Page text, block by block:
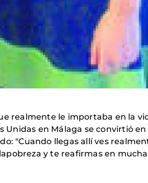
realmente le importaba en la
Unidas en Málaga se convirtió en
"Cuando llegas allí ves
y te reafirmas en